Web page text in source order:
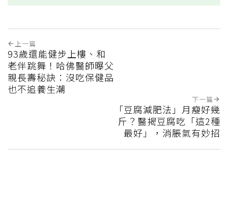
上一篇
93歲還能健步上樓、和
老伴跳舞！哈佛醫師曝父
親長壽秘訣：沒吃保健品
也不追養生潮
下一篇
「豆腐減肥法」月瘦好幾
斤？醫揭豆腐吃「這2種
最好」，消脹氣有妙招